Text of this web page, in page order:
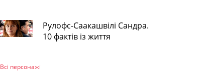
Рулофс-Саакашвілі Сандра.
10 фактів із життя
Всі персонажi